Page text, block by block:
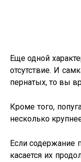
Еще одной
отсутствие. И
пернатых, то вы
Кроме того,
несколько
Если содержание
касается их